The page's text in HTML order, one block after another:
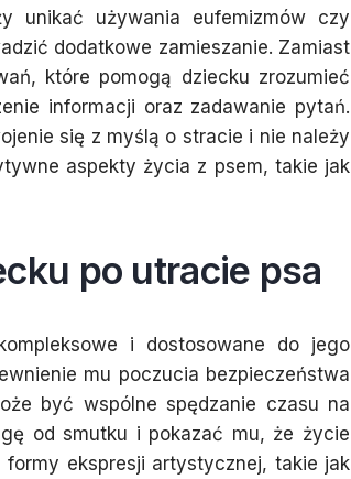
unikać używania eufemizmów czy
dodatkowe zamieszanie. Zamiast
które pomogą dziecku zrozumieć
informacji oraz zadawanie pytań.
się z myślą o stracie i nie należy
aspekty życia z psem, takie jak
po utracie psa
i dostosowane do jego
mu poczucia bezpieczeństwa
być wspólne spędzanie czasu na
od smutku i pokazać mu, że życie
ekspresji artystycznej, takie jak